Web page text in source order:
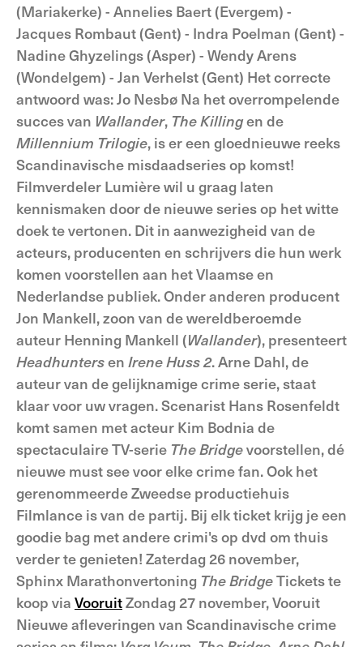
(Mariakerke) - Annelies Baert (Evergem) -
Jacques Rombaut (Gent) - Indra Poelman (Gent) -
Nadine Ghyzelings (Asper) - Wendy Arens
(Wondelgem) - Jan Verhelst (Gent) Het correcte
antwoord was: Jo Nesbø Na het overrompelende
succes van Wallander, The Killingen de
Millennium Trilogie, is er een gloednieuwe reeks
Scandinavische misdaadseries op komst!
Filmverdeler Lumière wil u graag laten
kennismaken door de nieuwe series op het witte
doek te vertonen. Dit in aanwezigheid van de
acteurs, producenten en schrijvers die hun werk
komen voorstellen aan het Vlaamse en
Nederlandse publiek. Onder anderen producent
Jon Mankell, zoon van de wereldberoemde
auteur Henning Mankell (Wallander), presenteert
Headhuntersen Irene Huss 2. Arne Dahl, de
auteur van de gelijknamige crime serie, staat
klaar voor uw vragen. Scenarist Hans Rosenfeldt
komt samen met acteur Kim Bodnia de
spectaculaire TV-serie The Bridgevoorstellen, dé
nieuwe must see voor elke crime fan. Ook het
gerenommeerde Zweedse productiehuis
Filmlance is van de partij. Bij elk ticket krijg je een
goodie bag met andere crimi's op dvd om thuis
verder te genieten! Zaterdag 26 november,
Sphinx Marathonvertoning The BridgeTickets te
koop via VooruitZondag 27 november, Vooruit
Nieuwe afleveringen van Scandinavische crime